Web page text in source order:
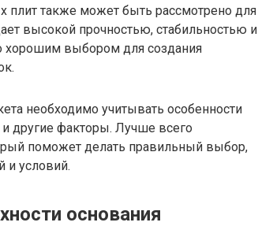
плит также может быть рассмотрено для
высокой прочностью, стабильностью и
хорошим выбором для создания
необходимо учитывать особенности
другие факторы. Лучше всего
поможет делать правильный выбор,
и условий.
основания